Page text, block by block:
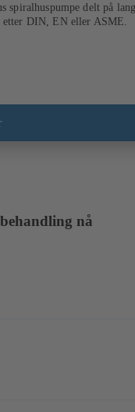
spiralhuspumpe delt på
DIN, EN eller ASME.
nå